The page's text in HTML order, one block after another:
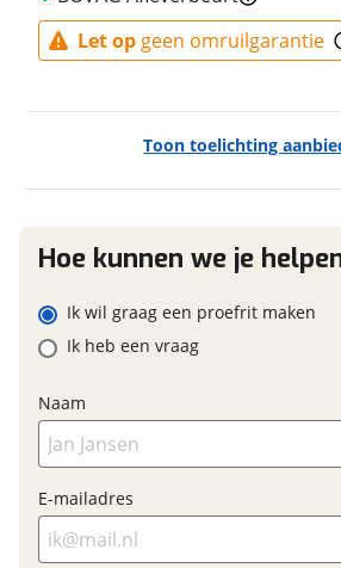
Merk primair remsysteem
achter
Financieel
BTW/marge
Bijtellingspercentage
Nieuwprijs
€
Toon toelichting
Let op geen omruilgarantie
Hoe kunnen we je
Ik wil graag een proefrit maken
Ik heb een vraag
Naam
E-mailadres